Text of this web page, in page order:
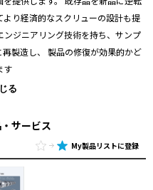
り経済的なスクリューの設計も提
ジニアリング技術を持ち、サンプ
製造し、 製品の修復が効果的かど
す
る
サービス
My製品リストに登録